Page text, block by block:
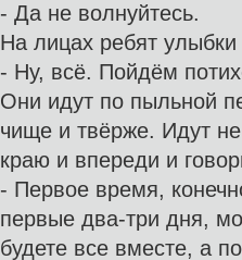
- Да не волнуйтесь.
На лицах ребят
- Ну, всё. Пойдём
Они идут по пыльной
чище и твёрже. Идут
краю и впереди и
- Первое время,
первые два-три дня,
будете все вместе, а